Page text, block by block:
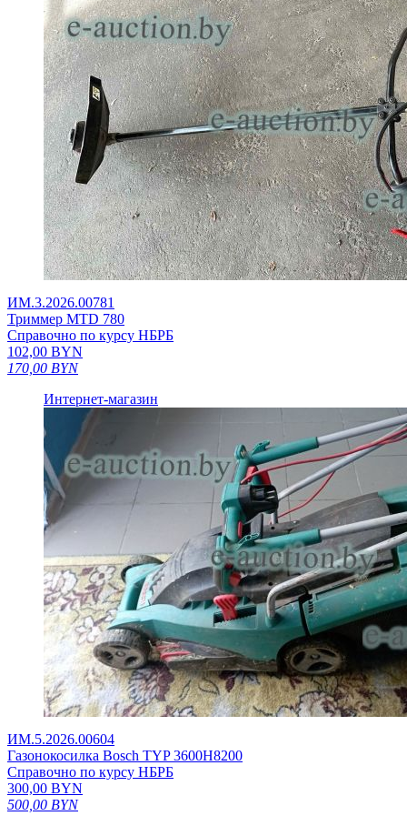
ИМ.3.2026.00781
Триммер МТD 780
Справочно по курсу НБРБ
102,00 BYN
170,00 BYN
Интернет-магазин
ИМ.5.2026.00604
Газонокосилка Bosch TYP 3600H8200
Справочно по курсу НБРБ
300,00 BYN
500,00 BYN